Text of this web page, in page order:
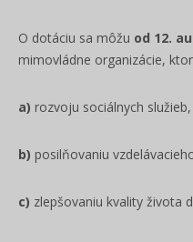
O dotáciu sa môžu od 12.
mimovládne organizácie,
a) rozvoju sociálnych služieb,
b) posilňovaniu
c) zlepšovaniu kvality života